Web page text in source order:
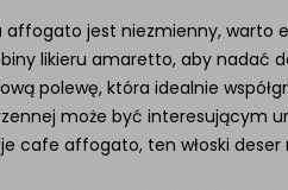
affogato jest niezmienny, warto
likieru amaretto, aby nadać
polewę, która idealnie
może być interesującym
cafe affogato, ten włoski